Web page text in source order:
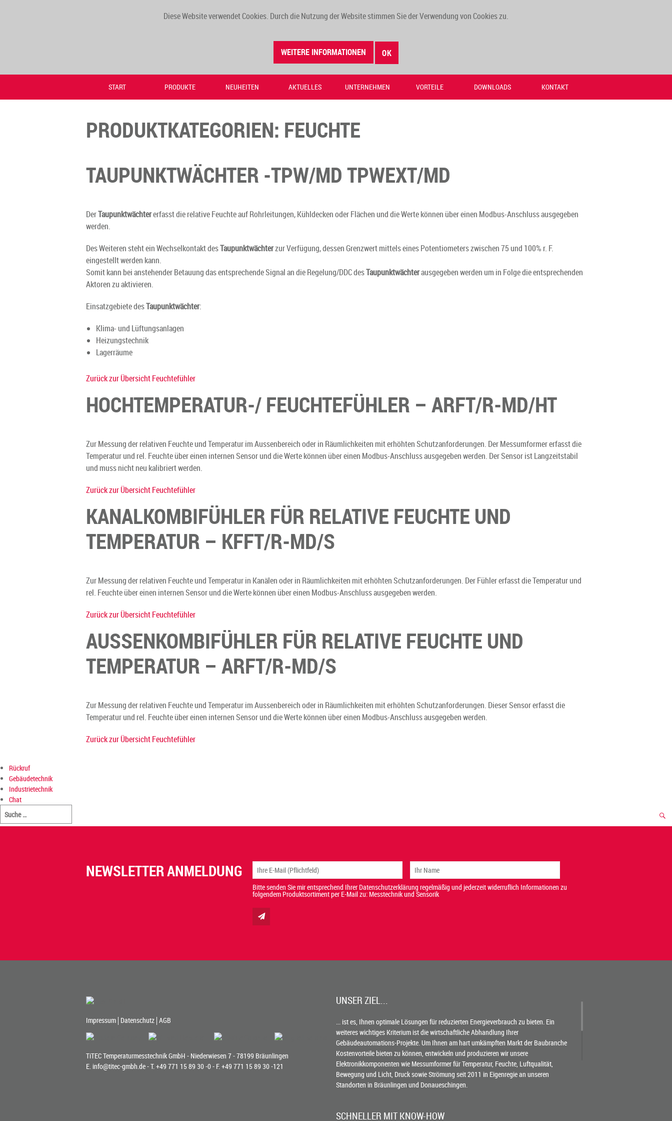
Diese Website verwendet Cookies. Durch die Nutzung der Website stimmen Sie der Verwendung von Cookies zu.
WEITERE INFORMATIONEN OK
START PRODUKTE NEUHEITEN AKTUELLES UNTERNEHMEN VORTEILE DOWNLOADS KONTAKT
PRODUKTKATEGORIEN: FEUCHTE
TAUPUNKTWÄCHTER -TPW/MD TPWEXT/MD
DerTaupunktwächtererfasst die relative Feuchte auf Rohrleitungen, Kühldecken oder Flächen und die Werte können über einen Modbus-Anschluss ausgegeben
werden.
Des Weiteren steht ein Wechselkontakt desTaupunktwächterzur Verfügung, dessen Grenzwert mittels eines Potentiometers zwischen 75 und 100% r. F.
eingestellt werden kann.
Somit kann bei anstehender Betauung das entsprechende Signal an die Regelung/DDC desTaupunktwächterausgegeben werden um in Folge die entsprechenden
Aktoren zu aktivieren.
Einsatzgebiete desTaupunktwächter:
Klima- und Lüftungsanlagen
Heizungstechnik
Lagerräume
Zurück zur Übersicht Feuchtefühler
HOCHTEMPERATUR-/ FEUCHTEFÜHLER – ARFT/R-MD/HT
Zur Messung der relativen Feuchte und Temperatur im Aussenbereich oder in Räumlichkeiten mit erhöhten Schutzanforderungen. Der Messumformer erfasst die
Temperatur und rel. Feuchte über einen internen Sensor und die Werte können über einen Modbus-Anschluss ausgegeben werden. Der Sensor ist Langzeitstabil
und muss nicht neu kalibriert werden.
Zurück zur Übersicht Feuchtefühler
KANALKOMBIFÜHLER FÜR RELATIVE FEUCHTE UND
TEMPERATUR – KFFT/R-MD/S
Zur Messung der relativen Feuchte und Temperatur in Kanälen oder in Räumlichkeiten mit erhöhten Schutzanforderungen. Der Fühler erfasst die Temperatur und
rel. Feuchte über einen internen Sensor und die Werte können über einen Modbus-Anschluss ausgegeben werden.
Zurück zur Übersicht Feuchtefühler
AUSSENKOMBIFÜHLER FÜR RELATIVE FEUCHTE UND
TEMPERATUR – ARFT/R-MD/S
Zur Messung der relativen Feuchte und Temperatur im Aussenbereich oder in Räumlichkeiten mit erhöhten Schutzanforderungen. Dieser Sensor erfasst die
Temperatur und rel. Feuchte über einen internen Sensor und die Werte können über einen Modbus-Anschluss ausgegeben werden.
Zurück zur Übersicht Feuchtefühler
Rückruf
Gebäudetechnik
Industrietechnik
Chat
NEWSLETTER ANMELDUNG
Bitte senden Sie mir entsprechend Ihrer Datenschutzerklärung regelmäßig und jederzeit widerruflich Informationen zu
folgendem Produktsortiment per E-Mail zu: Messtechnik und Sensorik
Impressum Datenschutz AGB
TiTEC Temperaturmesstechnik GmbH - Niederwiesen 7 - 78199 Bräunlingen
E. info@titec-gmbh.de- T.+49 771 15 89 30 -0- F. +49 771 15 89 30 -121
UNSER ZIEL...
... ist es, Ihnen optimale Lösungen für reduzierten Energieverbrauch zu bieten. Ein
weiteres wichtiges Kriterium ist die wirtschaftliche Abhandlung Ihrer
Gebäudeautomations-Projekte. Um Ihnen am hart umkämpften Markt der Baubranche
Kostenvorteile bieten zu können, entwickeln und produzieren wir unsere
Elektronikkomponenten wie Messumformer für Temperatur, Feuchte, Luftqualität,
Bewegung und Licht, Druck sowie Strömung seit 2011 in Eigenregie an unseren
Standorten in Bräunlingen und Donaueschingen.
SCHNELLER MIT KNOW-HOW